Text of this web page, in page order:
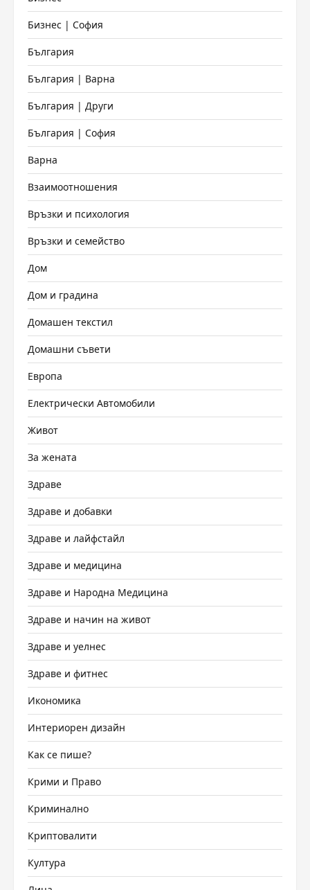
Бизнес | София
България
България | Варна
България | Други
България | София
Варна
Взаимоотношения
Връзки и психология
Връзки и семейство
Дом
Дом и градина
Домашен текстил
Домашни съвети
Европа
Електрически Автомобили
Живот
За жената
Здраве
Здраве и добавки
Здраве и лайфстайл
Здраве и медицина
Здраве и Народна Медицина
Здраве и начин на живот
Здраве и уелнес
Здраве и фитнес
Икономика
Интериорен дизайн
Как се пише?
Крими и Право
Криминално
Криптовалити
Култура